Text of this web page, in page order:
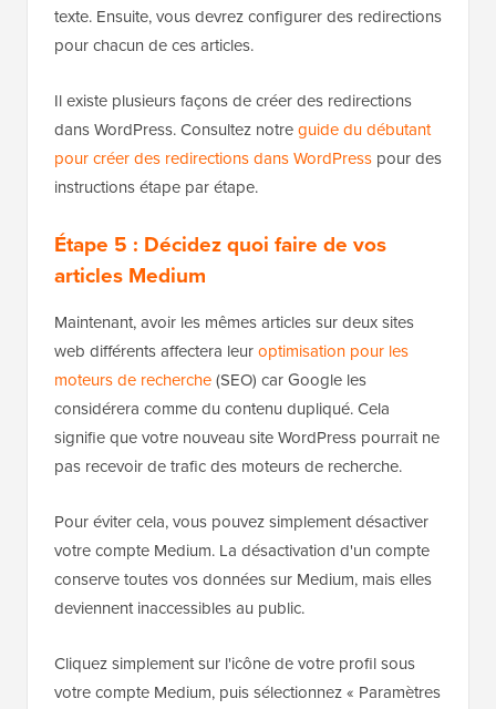
texte. Ensuite, vous devrez configurer des redirections
pour chacun de ces articles.
Il existe plusieurs façons de créer des redirections
dans WordPress. Consultez notreguide du débutant
pour créer des redirections dans WordPress pour des
instructions étape par étape.
Étape 5 : Décidez quoi faire de vos
articles Medium
Maintenant, avoir les mêmes articles sur deux sites
web différents affectera leuroptimisation pour les
moteurs de recherche(SEO) car Google les
considérera comme du contenu dupliqué. Cela
signifie que votre nouveau site WordPress pourrait ne
pas recevoir de trafic des moteurs de recherche.
Pour éviter cela, vous pouvez simplement désactiver
votre compte Medium. La désactivation d'un compte
conserve toutes vos données sur Medium, mais elles
deviennent inaccessibles au public.
Cliquez simplement sur l'icône de votre profil sous
votre compte Medium, puis sélectionnez « Paramètres